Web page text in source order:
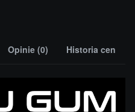
Opinie (0) Historia cen